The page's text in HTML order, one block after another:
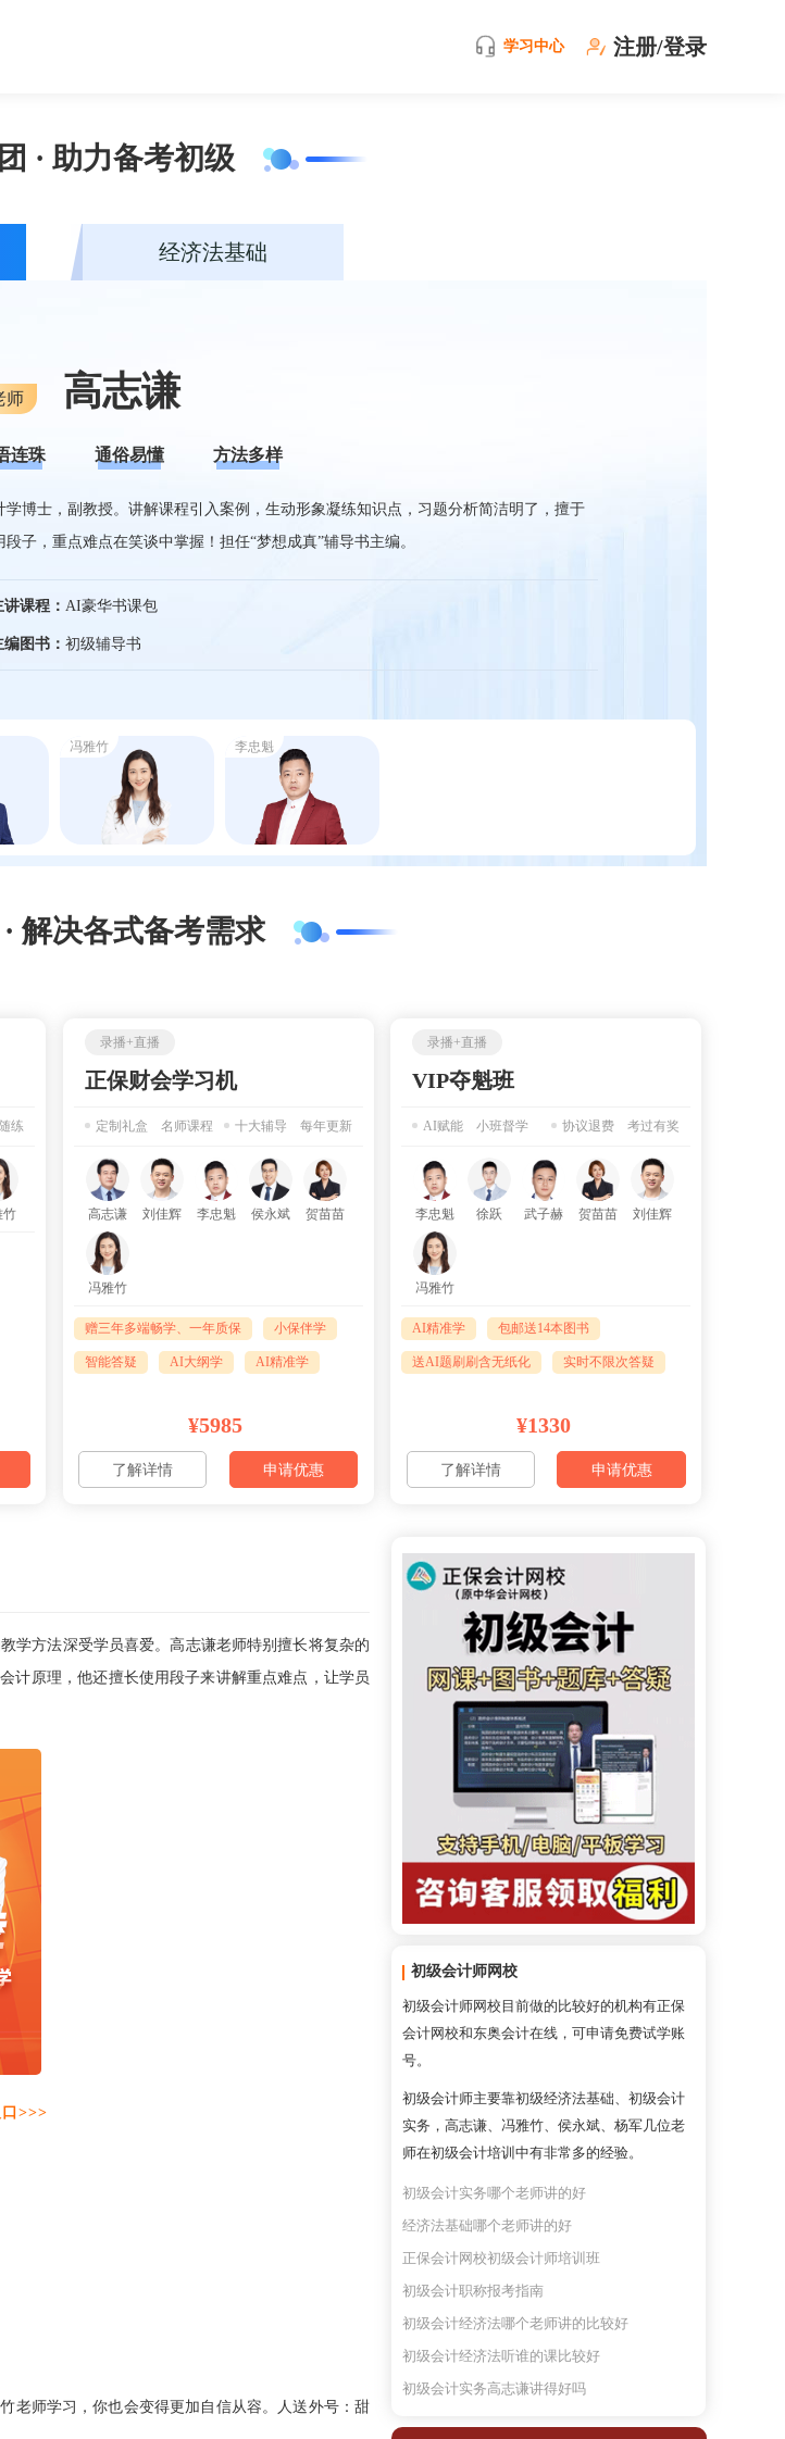
学习中心 注册/登录
· 助力备考初级
经济法基础
师 高志谦
连珠 通俗易懂 方法多样
学博士，副教授。讲解课程引入案例，生动形象凝练知识点，习题分析简洁明了，擅于
段子，重点难点在笑谈中掌握！担任“梦想成真”辅导书主编。
讲课程： AI豪华书课包
编图书： 初级辅导书
冯雅竹 李忠魁
解决各式备考需求
练
竹
正保财会学习机
录播+直播
定制礼盒 名师课程 十大辅导 每年更新
高志谦 刘佳辉 李忠魁 侯永斌 贺苗苗
冯雅竹
赠三年多端畅学、一年质保 小保伴学
智能答疑 AI大纲学 AI精准学
¥5985
了解详情 申请优惠
VIP夺魁班
录播+直播
AI赋能 小班督学 协议退费 考过有奖
李忠魁 徐跃 武子赫 贺苗苗 刘佳辉
冯雅竹
AI精准学 包邮送14本图书
送AI题刷刷含无纸化 实时不限次答疑
¥1330
了解详情 申请优惠
学方法深受学员喜爱。高志谦老师特别擅长将复杂的
计原理‌，他还擅长使用段子来讲解重点难点，让学员
>>>
老师学习，你也会变得更加自信从容。人送外号：甜
初级会计师网校
初级会计师网校目前做的比较好的机构有正保
会计网校和东奥会计在线，可申请免费试学账
号。
初级会计师主要靠初级经济法基础、初级会计
实务，高志谦、冯雅竹、侯永斌、杨军几位老
师在初级会计培训中有非常多的经验。
初级会计实务哪个老师讲的好
经济法基础哪个老师讲的好
正保会计网校初级会计师培训班
初级会计职称报考指南
初级会计经济法哪个老师讲的比较好
初级会计经济法听谁的课比较好
初级会计实务高志谦讲得好吗